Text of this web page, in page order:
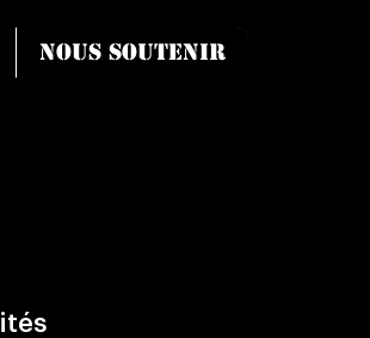
Nous soutenir